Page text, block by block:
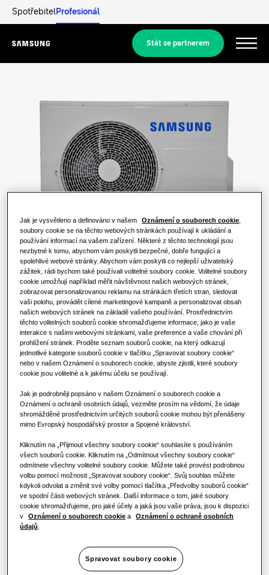
SpotřebitelProfesionál
Menu
Stát se partnerem
Produkty
Produkty
Produkty Hero
Naše řešení
ŘEŠENÍ PRO VÁŠ DOMOV
Řešení tepelných čerpadel
ŘEŠENÍ PRO KOMERČNÍ BUDOVY.
Klimatizační řešení
Ovladače
Objevit
REZIDENČNÍ ŘEŠENÍ
Co je tepelné čerpadlo a jak funguje?
Výhody tepelného čerpadla
Co je to klimatizace a jak funguje?
KOMERČNÍ ŘEŠENÍ
Hotely
Maloobchod
Restaurace
Kancelář
Udržitelnost
Profesionálové
O společnosti Samsung
VÝKON: 6.0KW
Split Outdoor (Low Ambient)
AE060CXEDEG/EU
Dostupná kapacita
Dostupný výkon
1 fáze
Jak je vysvětleno a definováno v našem Oznámení o souborech cookie,
soubory cookie se na těchto webových stránkách používají k ukládání a
používání informací na vašem zařízení. Některé z těchto technologií jsou
nezbytné k tomu, abychom vám poskytli bezpečné, dobře fungující a
spolehlivé webové stránky. Abychom vám poskytli co nejlepší uživatelský
zážitek, rádi bychom také používali volitelné soubory cookie. Volitelné soubory
cookie umožňují například měřit návštěvnost našich webových stránek,
zobrazovat personalizovanou reklamu na stránkách třetích stran, sledovat
vaši polohu, provádět cílené marketingové kampaně a personalizovat obsah
našich webových stránek na základě vašeho používání. Prostřednictvím
těchto volitelných souborů cookie shromažďujeme informace, jako je vaše
interakce s našimi webovými stránkami, vaše preference a vaše chování při
prohlížení stránek. Proděte seznam souborů cookie, na který odkazují
jednotlivé kategorie souborů cookie v tlačítku „Spravovat soubory cookie“
nebo v našem Oznámení o souborech cookie, abyste zjistili, které soubory
cookie jsou volitelné a k jakému účelu se používají.
Jak je podrobněji popsáno v našem Oznámení o souborech cookie a
Oznámení o ochraně osobních údajů, vezměte prosím na vědomí, že údaje
shromážděné prostřednictvím určitých souborů cookie mohou být přenášeny
mimo Evropský hospodářský prostor a Spojené království.
Kliknutím na „Přijmout všechny soubory cookie“ souhlasíte s používáním
všech souborů cookie. Kliknutím na „Odmítnout všechny soubory cookie“
odmítnete všechny volitelné soubory cookie. Můžete také provést podrobnou
volbu pomocí možnosti „Spravovat soubory cookie“. Svůj souhlas můžete
kdykoli odvolat a změnit své volby pomocí tlačítka „Předvolby souborů cookie“
ve spodní části webových stránek. Další informace o tom, jaké soubory
cookie shromažďujeme, pro jaké účely a jaká jsou vaše práva, jsou k dispozici
v
Oznámení o souborech cookie a
Oznámení o ochraně osobních
údajů.
Spravovat soubory cookie